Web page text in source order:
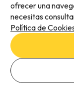
ofrecer una
necesitas
Política de